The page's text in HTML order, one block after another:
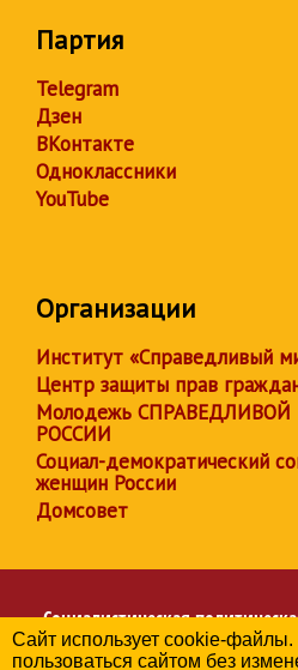
Партия
Telegram
Дзен
ВКонтакте
Одноклассники
YouTube
Организации
Институт «Справедливый
Центр защиты прав
Молодежь СПРАВЕДЛИВОЙ
РОССИИ
Социал-демократический
женщин России
Домсовет
Социалистическая
РОССИЯ
Сайт использует cookie-
пользоваться сайтом без